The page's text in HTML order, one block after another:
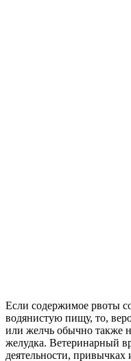
Если содержимое рвоты
водянистую пищу, то,
или желчь обычно также
желудка. Ветеринарный
деятельности,